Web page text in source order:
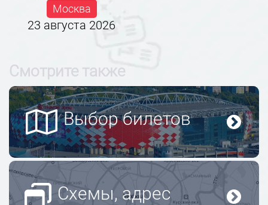
Москва
23 августа 2026
Смотрите также
Выбор билетов
Схемы, адрес